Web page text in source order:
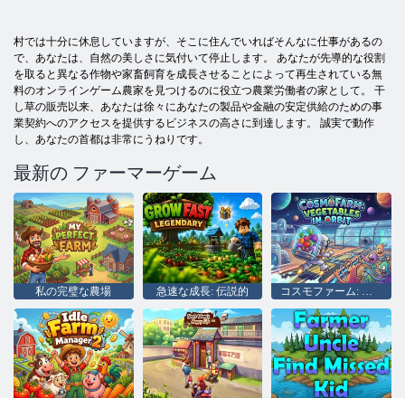
村では十分に休息していますが、そこに住んでいればそんなに仕事があるの
で、あなたは、自然の美しさに気付いて停止します。 あなたが先導的な役割
を取ると異なる作物や家畜飼育を成長させることによって再生されている無
料のオンラインゲーム農家を見つけるのに役立つ農業労働者の家として。 干
し草の販売以来、あなたは徐々にあなたの製品や金融の安定供給のための事
業契約へのアクセスを提供するビジネスの高さに到達します。 誠実で動作
し、あなたの首都は非常にうねりです。
最新の ファーマーゲーム
私の完璧な農場 急速な成長: 伝説的